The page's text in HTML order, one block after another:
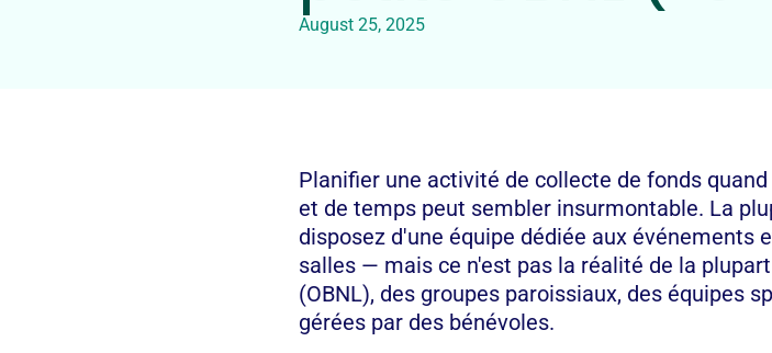
August 25, 2025
Planifier une activité de collecte de fonds
et de temps peut sembler insurmontable. La
disposez d'une équipe dédiée aux événements
salles — mais ce n'est pas la réalité de la
(OBNL), des groupes paroissiaux, des équipes
gérées par des bénévoles.